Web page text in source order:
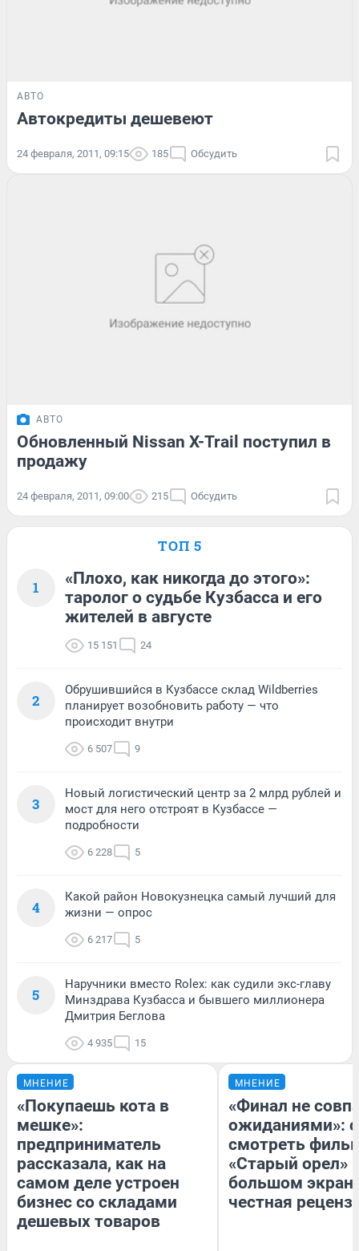
АВТО
Автокредиты дешевеют
24 февраля, 2011, 09:15 185 Обсудить
АВТО
Обновленный Nissan X-Trail поступил в
продажу
24 февраля, 2011, 09:00 215 Обсудить
ТОП 5
1
«Плохо, как никогда до этого»:
таролог о судьбе Кузбасса и его
жителей в августе
15 151 24
2
Обрушившийся в Кузбассе склад Wildberries
планирует возобновить работу — что
происходит внутри
6 507 9
3
Новый логистический центр за 2 млрд рублей и
мост для него отстроят в Кузбассе —
подробности
6 228 5
4
Какой район Новокузнецка самый лучший для
жизни — опрос
6 217 5
5
Наручники вместо Rolex: как судили экс-главу
Минздрава Кузбасса и бывшего миллионера
Дмитрия Беглова
4 935 15
МНЕНИЕ
«Покупаешь кота в
мешке»:
предприниматель
рассказала, как на
самом деле устроен
бизнес со складами
дешевых товаров
МНЕНИЕ
«Финал не
ожиданиями»:
смотреть
«Старый орел»
большом
честная